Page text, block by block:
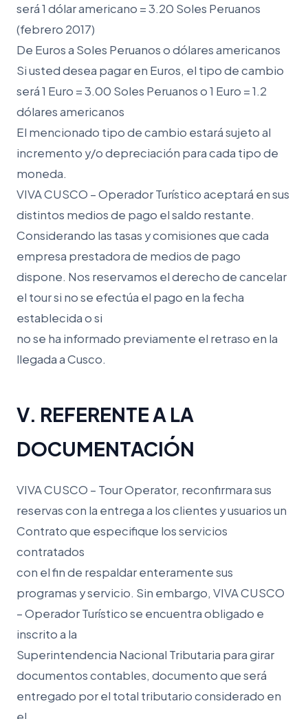
será 1 dólar americano = 3.20 Soles Peruanos
(febrero 2017)
De Euros a Soles Peruanos o dólares americanos
Si usted desea pagar en Euros, el tipo de cambio
será 1 Euro = 3.00 Soles Peruanos o 1 Euro = 1.2
dólares americanos
El mencionado tipo de cambio estará sujeto al
incremento y/o depreciación para cada tipo de
moneda.
VIVA CUSCO – Operador Turístico aceptará en sus
distintos medios de pago el saldo restante.
Considerando las tasas y comisiones que cada
empresa prestadora de medios de pago
dispone. Nos reservamos el derecho de cancelar
el tour si no se efectúa el pago en la fecha
establecida o si
no se ha informado previamente el retraso en la
llegada a Cusco.
V. REFERENTE A LA
DOCUMENTACIÓN
VIVA CUSCO – Tour Operator, reconfirmara sus
reservas con la entrega a los clientes y usuarios un
Contrato que especifique los servicios
contratados
con el fin de respaldar enteramente sus
programas y servicio. Sin embargo, VIVA CUSCO
– Operador Turístico se encuentra obligado e
inscrito a la
Superintendencia Nacional Tributaria para girar
documentos contables, documento que será
entregado por el total tributario considerado en